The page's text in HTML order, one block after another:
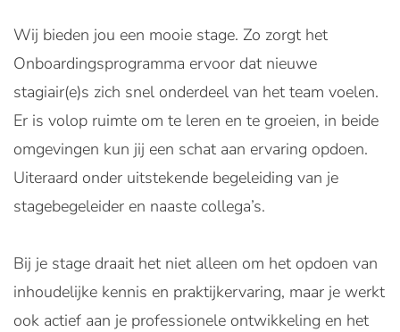
Wij bieden jou een mooie stage. Zo zorgt het
Onboardingsprogramma ervoor dat nieuwe
stagiair(e)s zich snel onderdeel van het team voelen.
Er is volop ruimte om te leren en te groeien, in beide
omgevingen kun jij een schat aan ervaring opdoen.
Uiteraard onder uitstekende begeleiding van je
stagebegeleider en naaste collega’s.
Bij je stage draait het niet alleen om het opdoen van
inhoudelijke kennis en praktijkervaring, maar je werkt
ook actief aan je professionele ontwikkeling en het